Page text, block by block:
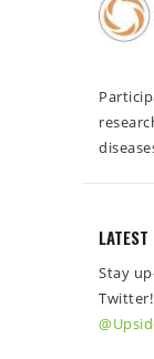
LATEST
Stay
Twitter!